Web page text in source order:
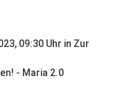
09:30 Uhr in Zur
- Maria 2.0